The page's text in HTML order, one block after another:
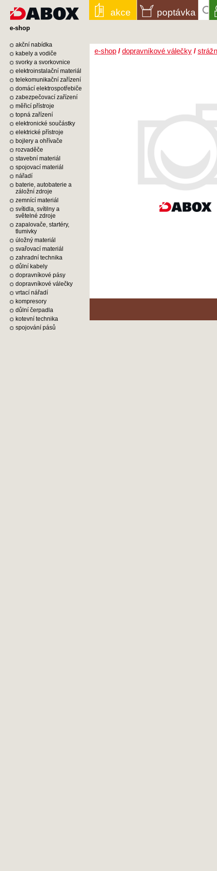
e-shop / dopravníkové válečky /
e-shop
akční nabídka
kabely a vodiče
svorky a svorkovnice
elektroinstalační materiál
telekomunikační zařízení
domácí elektrospotřebiče
zabezpečovací zařízení
měřicí přístroje
topná zařízení
elektronické součástky
elektrické přístroje
bojlery a ohřívače
rozvaděče
stavební materiál
spojovací materiál
nářadí
baterie, autobaterie a
záložní zdroje
zemnící materiál
svítidla, svítilny a
světelné zdroje
zapalovače, startéry,
tlumivky
úložný materiál
svařovací materiál
zahradní technika
důlní kabely
dopravníkové pásy
dopravníkové válečky
vrtací nářadí
kompresory
důlní čerpadla
kotevní technika
spojování pásů
akce poptávka